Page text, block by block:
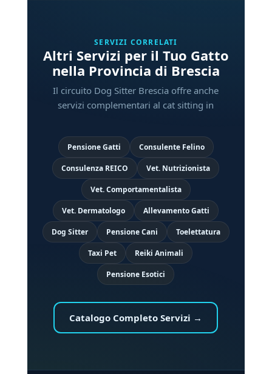
SERVIZI CORRELATI
Altri Servizi per il Tuo Gatto
nella Provincia di Brescia
Il circuito Dog Sitter Brescia offre anche
servizi complementari al cat sitting in
Pensione Gatti Consulente Felino
Consulenza REICO Vet. Nutrizionista
Vet. Comportamentalista
Vet. Dermatologo Allevamento Gatti
Dog Sitter Pensione Cani Toelettatura
Taxi Pet Reiki Animali
Pensione Esotici
Catalogo Completo Servizi →